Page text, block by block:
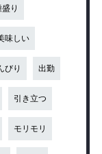
り
味しい
びり 出勤
引き立つ
モリモリ